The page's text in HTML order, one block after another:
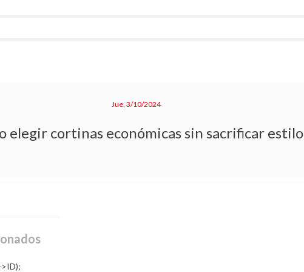
Jue, 3/10/2024
elegir cortinas económicas sin sacrificar estilo